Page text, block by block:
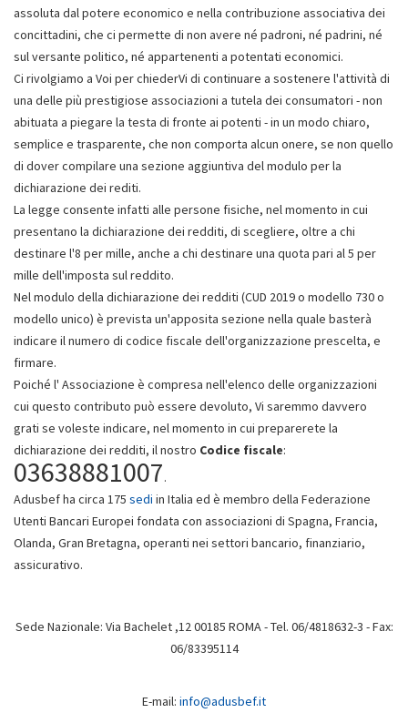
assoluta dal potere economico e nella contribuzione associativa dei
concittadini, che ci permette di non avere né padroni, né padrini, né
sul versante politico, né appartenenti a potentati economici.
Ci rivolgiamo a Voi per chiederVi di continuare a sostenere l'attività di
una delle più prestigiose associazioni a tutela dei consumatori - non
abituata a piegare la testa di fronte ai potenti - in un modo chiaro,
semplice e trasparente, che non comporta alcun onere, se non quello
di dover compilare una sezione aggiuntiva del modulo per la
dichiarazione dei rediti.
La legge consente infatti alle persone fisiche, nel momento in cui
presentano la dichiarazione dei redditi, di scegliere, oltre a chi
destinare l'8 per mille, anche a chi destinare una quota pari al 5 per
mille dell'imposta sul reddito.
Nel modulo della dichiarazione dei redditi (CUD 2019 o modello 730 o
modello unico) è prevista un'apposita sezione nella quale basterà
indicare il numero di codice fiscale dell'organizzazione prescelta, e
firmare.
Poiché l' Associazione è compresa nell'elenco delle organizzazioni
cui questo contributo può essere devoluto, Vi saremmo davvero
grati se voleste indicare, nel momento in cui preparerete la
dichiarazione dei redditi, il nostro Codice fiscale:
03638881007.
Adusbef ha circa 175 sedi in Italia ed è membro della Federazione
Utenti Bancari Europei fondata con associazioni di Spagna, Francia,
Olanda, Gran Bretagna, operanti nei settori bancario, finanziario,
assicurativo.
Sede Nazionale: Via Bachelet ,12 00185 ROMA - Tel. 06/4818632-3 - Fax:
06/83395114
E-mail: info@adusbef.it